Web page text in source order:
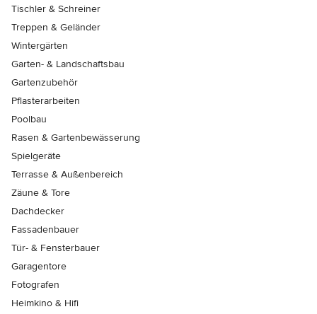
Tischler & Schreiner
Treppen & Geländer
Wintergärten
Garten- & Landschaftsbau
Gartenzubehör
Pflasterarbeiten
Poolbau
Rasen & Gartenbewässerung
Spielgeräte
Terrasse & Außenbereich
Zäune & Tore
Dachdecker
Fassadenbauer
Tür- & Fensterbauer
Garagentore
Fotografen
Heimkino & Hifi